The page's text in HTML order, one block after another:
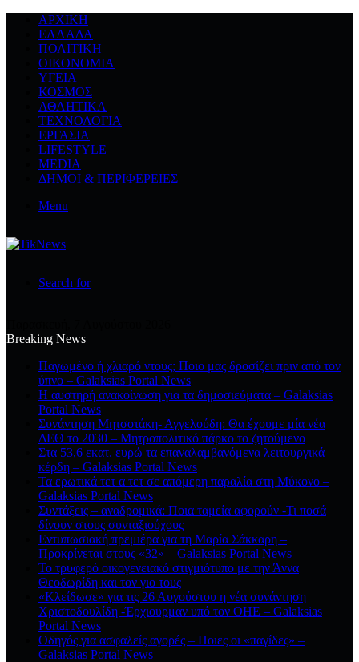
ΑΡΧΙΚΉ
ΕΛΛΆΔΑ
ΠΟΛΙΤΙΚΉ
ΟΙΚΟΝΟΜΊΑ
ΥΓΕΊΑ
ΚΌΣΜΟΣ
ΑΘΛΗΤΙΚΆ
ΤΕΧΝΟΛΟΓΙΆ
ΕΡΓΑΣΊΑ
LIFESTYLE
MEDIA
ΔΉΜΟΙ & ΠΕΡΙΦΈΡΕΙΕΣ
Menu
Search for
Breaking News
Παγωμένο ή χλιαρό ντους; Ποιο μας δροσίζει πριν από τον
ύπνο – Galaksias Portal News
Η αυστηρή ανακοίνωση για τα δημοσιεύματα – Galaksias
Portal News
Συνάντηση Μητσοτάκη- Αγγελούδη: Θα έχουμε μία νέα
ΔΕΘ το 2030 – Μητροπολιτικό πάρκο το ζητούμενο
Στα 53,6 εκατ. ευρώ τα επαναλαμβανόμενα λειτουργικά
κέρδη – Galaksias Portal News
Τα ερωτικά τετ α τετ σε απόμερη παραλία στη Μύκονο –
Galaksias Portal News
Συντάξεις – αναδρομικά: Ποια ταμεία αφορούν -Τι ποσά
δίνουν στους συνταξιούχους
Εντυπωσιακή πρεμιέρα για τη Μαρία Σάκκαρη –
Προκρίνεται στους «32» – Galaksias Portal News
Το τρυφερό οικογενειακό στιγμιότυπο με την Άννα
Θεοδωρίδη και τον γιο τους
«Κλείδωσε» για τις 26 Αυγούστου η νέα συνάντηση
Χριστοδουλίδη -Έρχιουρμαν υπό τον ΟΗΕ – Galaksias
Portal News
Οδηγός για ασφαλείς αγορές – Ποιες οι «παγίδες» –
Galaksias Portal News